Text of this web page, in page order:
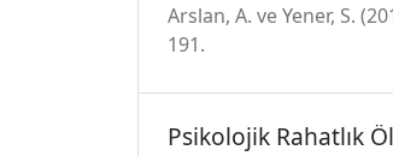
Arslan, A. ve Yener, S.
191.
Psikolojik Rahatlık